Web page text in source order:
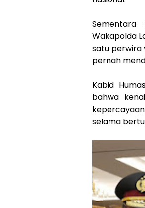
Wakapolda
satu perwira
pernah
Kabid
bahwa
selama